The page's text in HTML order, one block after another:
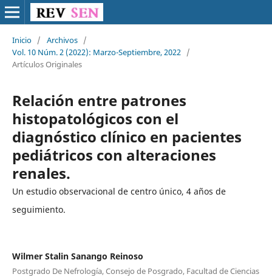
Inicio / Archivos /
Vol. 10 Núm. 2 (2022): Marzo-Septiembre, 2022 /
Artículos Originales
Relación entre patrones
histopatológicos con el
diagnóstico clínico en pacientes
pediátricos con alteraciones
renales.
Un estudio observacional de centro único, 4 años de
seguimiento.
Wilmer Stalin Sanango Reinoso
Postgrado De Nefrología, Consejo de Posgrado, Facultad de Ciencias